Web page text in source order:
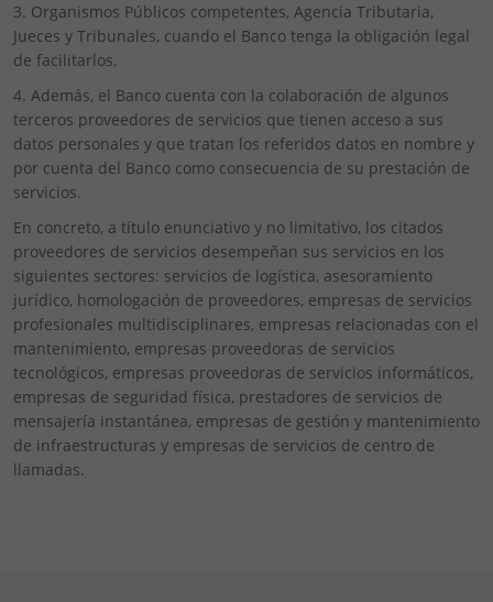
3. Organismos Públicos competentes, Agencia Tributaria,
Jueces y Tribunales, cuando el Banco tenga la obligación legal
de facilitarlos.
4. Además, el Banco cuenta con la colaboración de algunos
terceros proveedores de servicios que tienen acceso a sus
datos personales y que tratan los referidos datos en nombre y
por cuenta del Banco como consecuencia de su prestación de
servicios.
En concreto, a título enunciativo y no limitativo, los citados
proveedores de servicios desempeñan sus servicios en los
siguientes sectores: servicios de logística, asesoramiento
jurídico, homologación de proveedores, empresas de servicios
profesionales multidisciplinares, empresas relacionadas con el
mantenimiento, empresas proveedoras de servicios
tecnológicos, empresas proveedoras de servicios informáticos,
empresas de seguridad física, prestadores de servicios de
mensajería instantánea, empresas de gestión y mantenimiento
de infraestructuras y empresas de servicios de centro de
llamadas.